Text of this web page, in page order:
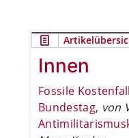
Innen
Fossile
Bundestag, von